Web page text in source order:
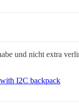
und nicht extra
I2C backpack